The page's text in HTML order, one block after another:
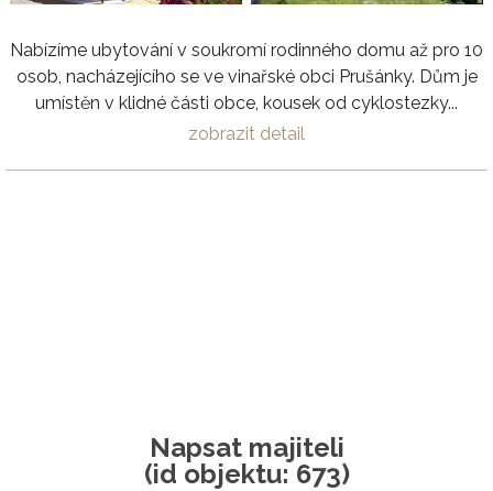
Nabízíme ubytování v soukromí rodinného domu až pro 10
osob, nacházejícího se ve vinařské obci Prušánky. Dům je
umístěn v klidné části obce, kousek od cyklostezky...
zobrazit detail
Napsat majiteli
(id objektu: 673)